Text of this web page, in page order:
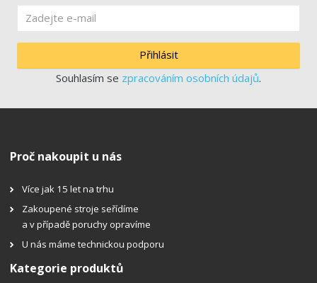
Přihlásit
Souhlasím se zpracováním osobních údajů.
Proč nakoupit u nás
Více jak 15 let na trhu
Zakoupené stroje seřídíme
a v případě poruchy opravíme
U nás máme technickou podporu
Kategorie produktů